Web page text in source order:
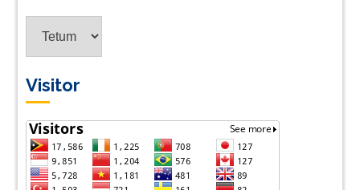
Visitor